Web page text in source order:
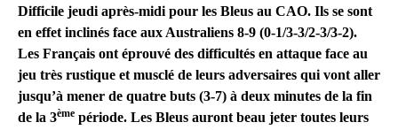
Difficile jeudi après-midi pour les Bleus au CAO. Ils se sont
en effet inclinés face aux Australiens 8-9 (0-1/3-3/2-3/3-2).
Les Français ont éprouvé des difficultés en attaque face au
jeu très rustique et musclé de leurs adversaires qui vont aller
jusqu’à mener de quatre buts (3-7) à deux minutes de la fin
de la 3ème période. Les Bleus auront beau jeter toutes leurs